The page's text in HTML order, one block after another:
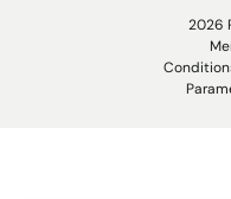
2026